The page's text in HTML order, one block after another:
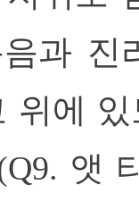
과 진
위에
앳